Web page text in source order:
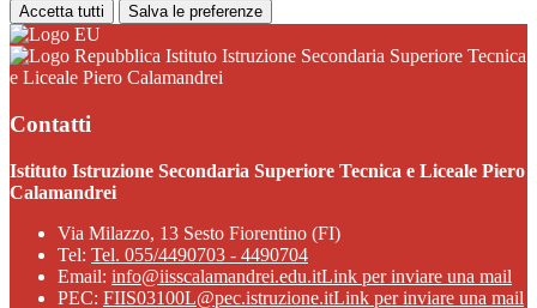
Accetta tutti Salva le preferenze
Istituto Istruzione Secondaria Superiore Tecnica
e Liceale Piero Calamandrei
Contatti
Istituto Istruzione Secondaria Superiore Tecnica e Liceale Piero
Calamandrei
Via Milazzo, 13 Sesto Fiorentino (FI)
Tel: Tel. 055/4490703 - 4490704
Email: info@iisscalamandrei.edu.itLink per inviare una mail
PEC: FIIS03100L@pec.istruzione.itLink per inviare una mail